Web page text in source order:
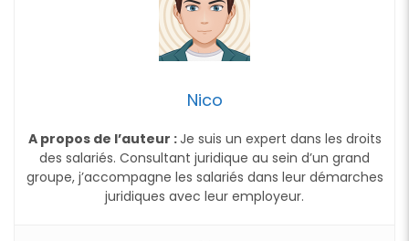
Nico
A propos de l’auteur :Je suis un expert dans les droits
des salariés. Consultant juridique au sein d’un grand
groupe, j’accompagne les salariés dans leur démarches
juridiques avec leur employeur.